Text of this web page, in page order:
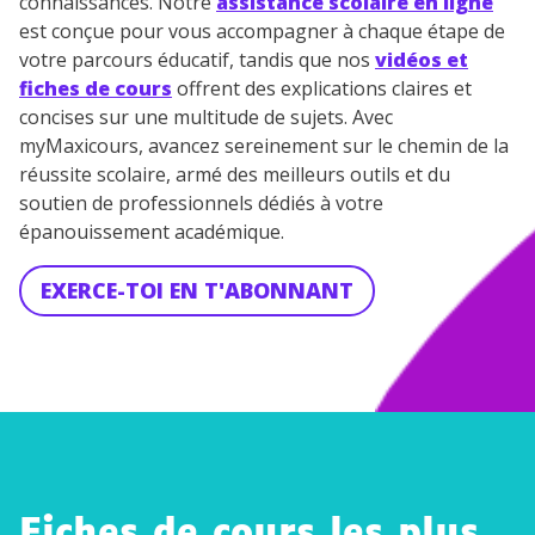
est conçue pour vous accompagner à chaque étape de
votre parcours éducatif, tandis que nos vidéos et
fiches de cours offrent des explications claires et
concises sur une multitude de sujets. Avec
myMaxicours, avancez sereinement sur le chemin de la
réussite scolaire, armé des meilleurs outils et du
soutien de professionnels dédiés à votre
épanouissement académique.
EXERCE-TOI EN T'ABONNANT